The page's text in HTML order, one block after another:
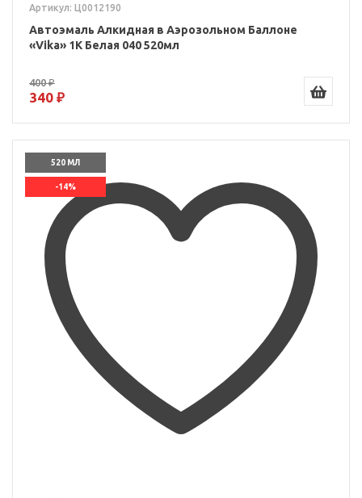
Артикул: Ц0012190
Автоэмаль Алкидная в Аэрозольном Баллоне
«Vika» 1K Белая 040 520мл
400 ₽
340 ₽
520 МЛ
-14%